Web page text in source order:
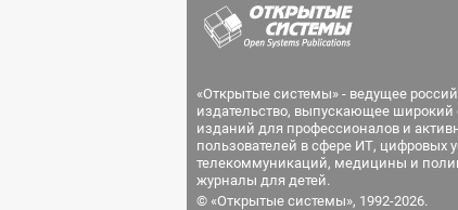
«Открытые системы» - ведущее
издательство, выпускающее широкий
изданий для профессионалов и
пользователей в сфере ИТ, цифровых
телекоммуникаций, медицины и
журналы для детей.
© «Открытые системы», 1992-2026.